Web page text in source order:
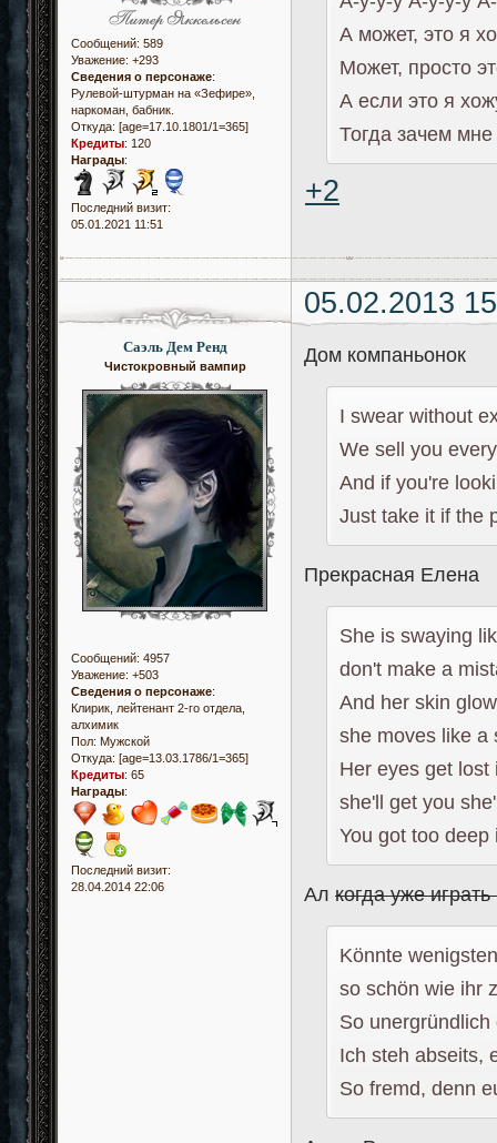
Сообщений: 589
Уважение: +293
Сведения о персонаже:
Рулевой-штурман на «Зефире»,
наркоман, бабник.
Откуда: [age=17.10.1801/1=365]
Кредиты: 120
Награды:
Последний визит:
05.01.2021 11:51
А может, это я
Может, просто
А если это я
Тогда зачем
+2
05.02.2013
Саэль Дем Ренд
Чистокровный вампир
Сообщений: 4957
Уважение: +503
Сведения о персонаже:
Клирик, лейтенант 2-го отдела,
алхимик
Пол: Мужской
Откуда: [age=13.03.1786/1=365]
Кредиты: 65
Награды:
Последний визит:
28.04.2014 22:06
Дом компаньонок
I swear without
We sell you
And if you're
Just take it if the
Прекрасная Елена
She is swaying
don't make a
And her skin
she moves like a
Her eyes get lost
she'll get you
You got too deep
Алкогда уже
Könnte
so schön wie ihr
So
Ich steh abseits,
So fremd, denn